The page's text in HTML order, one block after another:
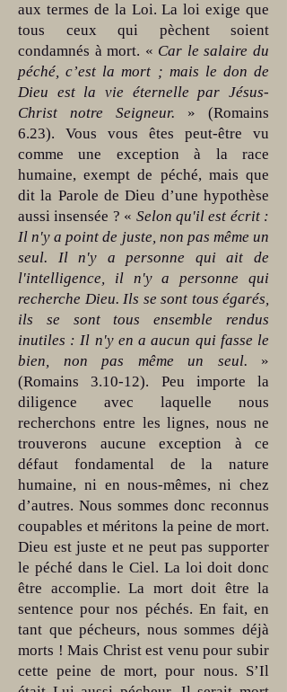
aux termes de la Loi. La loi exige que
tous ceux qui pèchent soient
condamnés à mort. « Car le salaire du
péché, c’est la mort ; mais le don de
Dieu est la vie éternelle par Jésus-
Christ notre Seigneur. » (Romains
6.23). Vous vous êtes peut-être vu
comme une exception à la race
humaine, exempt de péché, mais que
dit la Parole de Dieu d’une hypothèse
aussi insensée ? « Selon qu'il est écrit :
Il n'y a point de juste, non pas même un
seul. Il n'y a personne qui ait de
l'intelligence, il n'y a personne qui
recherche Dieu. Ils se sont tous égarés,
ils se sont tous ensemble rendus
inutiles : Il n'y en a aucun qui fasse le
bien, non pas même un seul. »
(Romains 3.10-12). Peu importe la
diligence avec laquelle nous
recherchons entre les lignes, nous ne
trouverons aucune exception à ce
défaut fondamental de la nature
humaine, ni en nous-mêmes, ni chez
d’autres. Nous sommes donc reconnus
coupables et méritons la peine de mort.
Dieu est juste et ne peut pas supporter
le péché dans le Ciel. La loi doit donc
être accomplie. La mort doit être la
sentence pour nos péchés. En fait, en
tant que pécheurs, nous sommes déjà
morts ! Mais Christ est venu pour subir
cette peine de mort, pour nous. S’Il